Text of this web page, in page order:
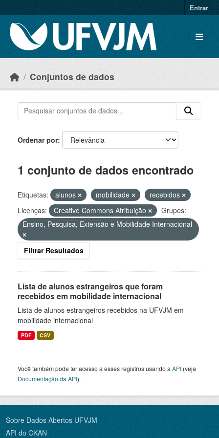
Entrar
Conjuntos de dados
Ordenar por
1 conjunto de dados encontrado
Etiquetas: alunos mobilidade
recebidos
Licenças:
Creative Commons Atribuição
Grupos:
Ensino, Pesquisa, Extensão e Mobilidade Internacional
Filtrar Resultados
Lista de alunos estrangeiros que foram
recebidos em mobilidade internacional
Lista de alunos estrangeiros recebidos na UFVJM em
mobilidade internacional
PDF CSV
Você também pode ter acesso a esses registros usando a API (veja
Documentação da API).
Sobre Dados Abertos UFVJM
API do CKAN